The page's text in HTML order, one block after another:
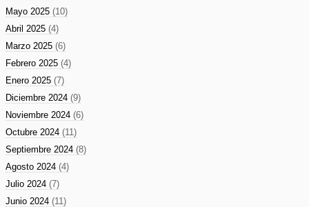
Mayo 2025 (10)
Abril 2025 (4)
Marzo 2025 (6)
Febrero 2025 (4)
Enero 2025 (7)
Diciembre 2024 (9)
Noviembre 2024 (6)
Octubre 2024 (11)
Septiembre 2024 (8)
Agosto 2024 (4)
Julio 2024 (7)
Junio 2024 (11)